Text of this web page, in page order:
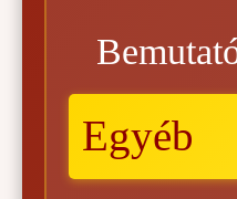
Egyéb